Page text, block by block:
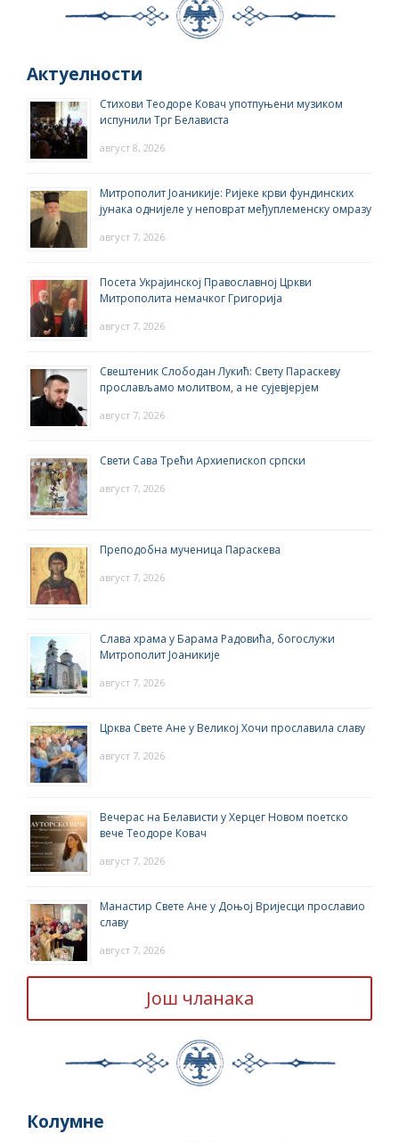
Актуелности
Стихови Теодоре Ковач употпуњени музиком
испунили Трг Белависта
август 8, 2026
Митрополит Јоаникије: Ријеке крви фундинских
јунака однијеле у неповрат међуплеменску омразу
август 7, 2026
Посета Украјинској Православној Цркви
Митрополита немачког Григорија
август 7, 2026
Свештеник Слободан Лукић: Свету Параскеву
прослављамо молитвом, а не сујевјерјем
август 7, 2026
Свети Сава Трећи Архиепископ српски
август 7, 2026
Преподобна мученица Параскева
август 7, 2026
Слава храма у Барама Радовића, богослужи
Митрополит Јоаникије
август 7, 2026
Црква Свете Ане у Великој Хочи прославила славу
август 7, 2026
Вечерас на Белависти у Херцег Новом поетско
вече Теодоре Ковач
август 7, 2026
Манастир Свете Ане у Доњој Вријесци прославио
славу
август 7, 2026
Још чланака
Колумне